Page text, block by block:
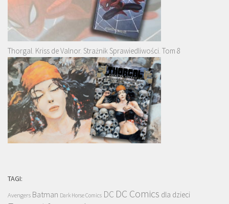
Thorgal. Kriss de Valnor. Strażnik Sprawiedliwości. Tom 8
TAGI:
Avengers Batman Dark Horse Comics DC DC Comics dla dzieci